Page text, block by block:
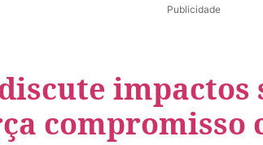
Publicidade
impactos
compromisso